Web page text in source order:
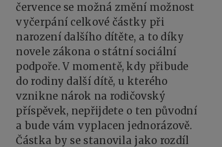
července se možná změní možnost
vyčerpání celkové částky při
narození dalšího dítěte, a to díky
novele zákona o státní sociální
podpoře. V momentě, kdy přibude
do rodiny další dítě, u kterého
vznikne nárok na rodičovský
příspěvek, nepřijdete o ten původní
a bude vám vyplacen jednorázově.
Částka by se stanovila jako rozdíl